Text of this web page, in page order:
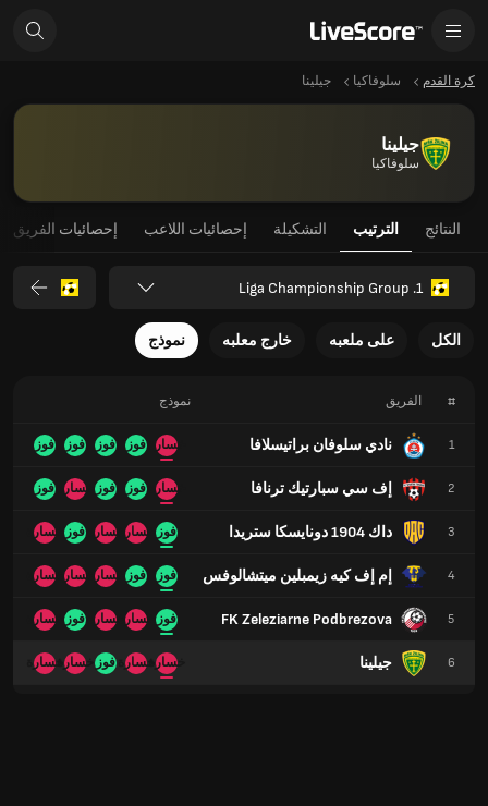
كرة القدم سلوفاكيا جيلينا
جيلينا
سلوفاكيا
النتائج الترتيب التشكيلة إحصائيات اللاعب إحصائيات الفريق
1. Liga Championship Group
الكل على ملعبه خارج معلبه نموذج
# الفريق
1 نادي سلوفان براتيسلافا
2 إف سي سبارتيك ترنافا
3 داك 1904 دونايسكا ستريدا
4 إم إف كيه زيمبلين ميتشالوفس
5
FK Zeleziarne Podbrezova
6 جيلينا
نموذج
فوز فوز فوز فوز خسارة
فوز خسارة فوز فوز خسارة
خسارة فوز خسارة خسارة فوز
خسارة خسارة خسارة فوز فوز
خسارة فوز خسارة خسارة فوز
خسارة خسارة فوز خسارة خسارة